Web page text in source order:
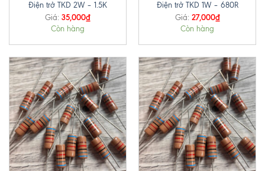
Điện trở TKD 2W – 1.5K
Giá: 35,000₫
Còn hàng
Điện trở TKD 1W – 680R
Giá: 27,000₫
Còn hàng